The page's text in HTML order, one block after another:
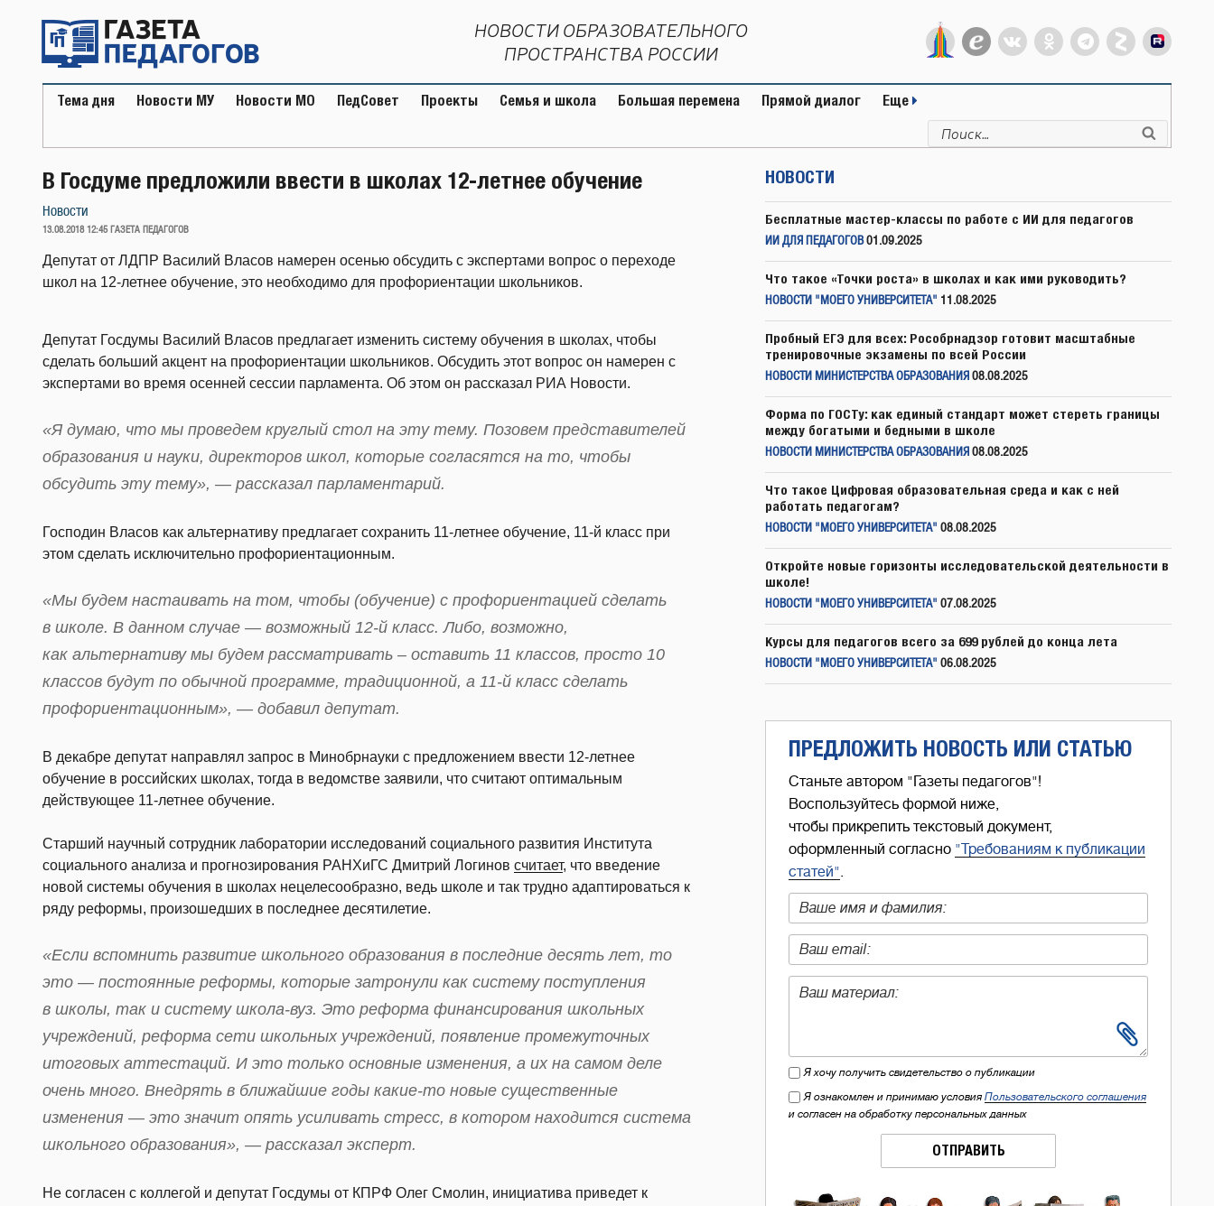
содержимому
НОВОСТИ ОБРАЗОВАТЕЛЬНОГО
ПРОСТРАНСТВА РОССИИ
Тема дня Новости МУ Новости МО ПедСовет Проекты Семья и школа Большая перемена Прямой диалог Еще
Искать:
В Госдуме предложили ввести в школах 12-летнее обучение
Новости
ОПУБЛИКОВАНО
13.08.2018 12:45 ГАЗЕТА ПЕДАГОГОВ
Депутат от ЛДПР Василий Власов намерен осенью обсудить с экспертами вопрос о переходе
школ на 12-летнее обучение, это необходимо для профориентации школьников.
Депутат Госдумы Василий Власов предлагает изменить систему обучения в школах, чтобы
сделать больший акцент на профориентации школьников. Обсудить этот вопрос он намерен с
экспертами во время осенней сессии парламента. Об этом он рассказал РИА Новости.
«Я думаю, что мы проведем круглый стол на эту тему. Позовем представителей
образования и науки, директоров школ, которые согласятся на то, чтобы
обсудить эту тему», — рассказал парламентарий.
Господин Власов как альтернативу предлагает сохранить 11-летнее обучение, 11-й класс при
этом сделать исключительно профориентационным.
«Мы будем настаивать на том, чтобы (обучение) с профориентацией сделать
в школе. В данном случае — возможный 12-й класс. Либо, возможно,
как альтернативу мы будем рассматривать – оставить 11 классов, просто 10
классов будут по обычной программе, традиционной, а 11-й класс сделать
профориентационным», — добавил депутат.
В декабре депутат направлял запрос в Минобрнауки с предложением ввести 12-летнее
обучение в российских школах, тогда в ведомстве заявили, что считают оптимальным
действующее 11-летнее обучение.
Старший научный сотрудник лаборатории исследований социального развития Института
социального анализа и прогнозирования РАНХиГС Дмитрий Логинов считает, что введение
новой системы обучения в школах нецелесообразно, ведь школе и так трудно адаптироваться к
ряду реформы, произошедших в последнее десятилетие.
«Если вспомнить развитие школьного образования в последние десять лет, то
это — постоянные реформы, которые затронули как систему поступления
в школы, так и систему школа-вуз. Это реформа финансирования школьных
учреждений, реформа сети школьных учреждений, появление промежуточных
итоговых аттестаций. И это только основные изменения, а их на самом деле
очень много. Внедрять в ближайшие годы какие-то новые существенные
изменения — это значит опять усиливать стресс, в котором находится система
школьного образования», — рассказал эксперт.
Не согласен с коллегой и депутат Госдумы от КПРФ Олег Смолин, инициатива приведет к
НОВОСТИ
Бесплатные мастер-классы по работе с ИИ для педагогов
ИИ ДЛЯ ПЕДАГОГОВ 01.09.2025
Что такое «Точки роста» в школах и как ими руководить?
НОВОСТИ "МОЕГО УНИВЕРСИТЕТА" 11.08.2025
Пробный ЕГЭ для всех: Рособрнадзор готовит масштабные
тренировочные экзамены по всей России
НОВОСТИ МИНИСТЕРСТВА ОБРАЗОВАНИЯ 08.08.2025
Форма по ГОСТу: как единый стандарт может стереть границы
между богатыми и бедными в школе
НОВОСТИ МИНИСТЕРСТВА ОБРАЗОВАНИЯ 08.08.2025
Что такое Цифровая образовательная среда и как с ней
работать педагогам?
НОВОСТИ "МОЕГО УНИВЕРСИТЕТА" 08.08.2025
Откройте новые горизонты исследовательской деятельности в
школе!
НОВОСТИ "МОЕГО УНИВЕРСИТЕТА" 07.08.2025
Курсы для педагогов всего за 699 рублей до конца лета
НОВОСТИ "МОЕГО УНИВЕРСИТЕТА" 06.08.2025
ПРЕДЛОЖИТЬ НОВОСТЬ ИЛИ СТАТЬЮ
Станьте автором "Газеты педагогов"!
Воспользуйтесь формой ниже,
чтобы прикрепить текстовый документ,
оформленный согласно "Требованиям к публикации
статей".
Я хочу получить свидетельство о публикации
Я ознакомлен и принимаю условия Пользовательского соглашения
и согласен на обработку персональных данных
ОТПРАВИТЬ